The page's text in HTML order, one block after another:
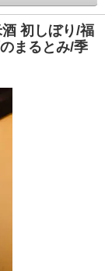
初しぼり/福
まるとみ/季